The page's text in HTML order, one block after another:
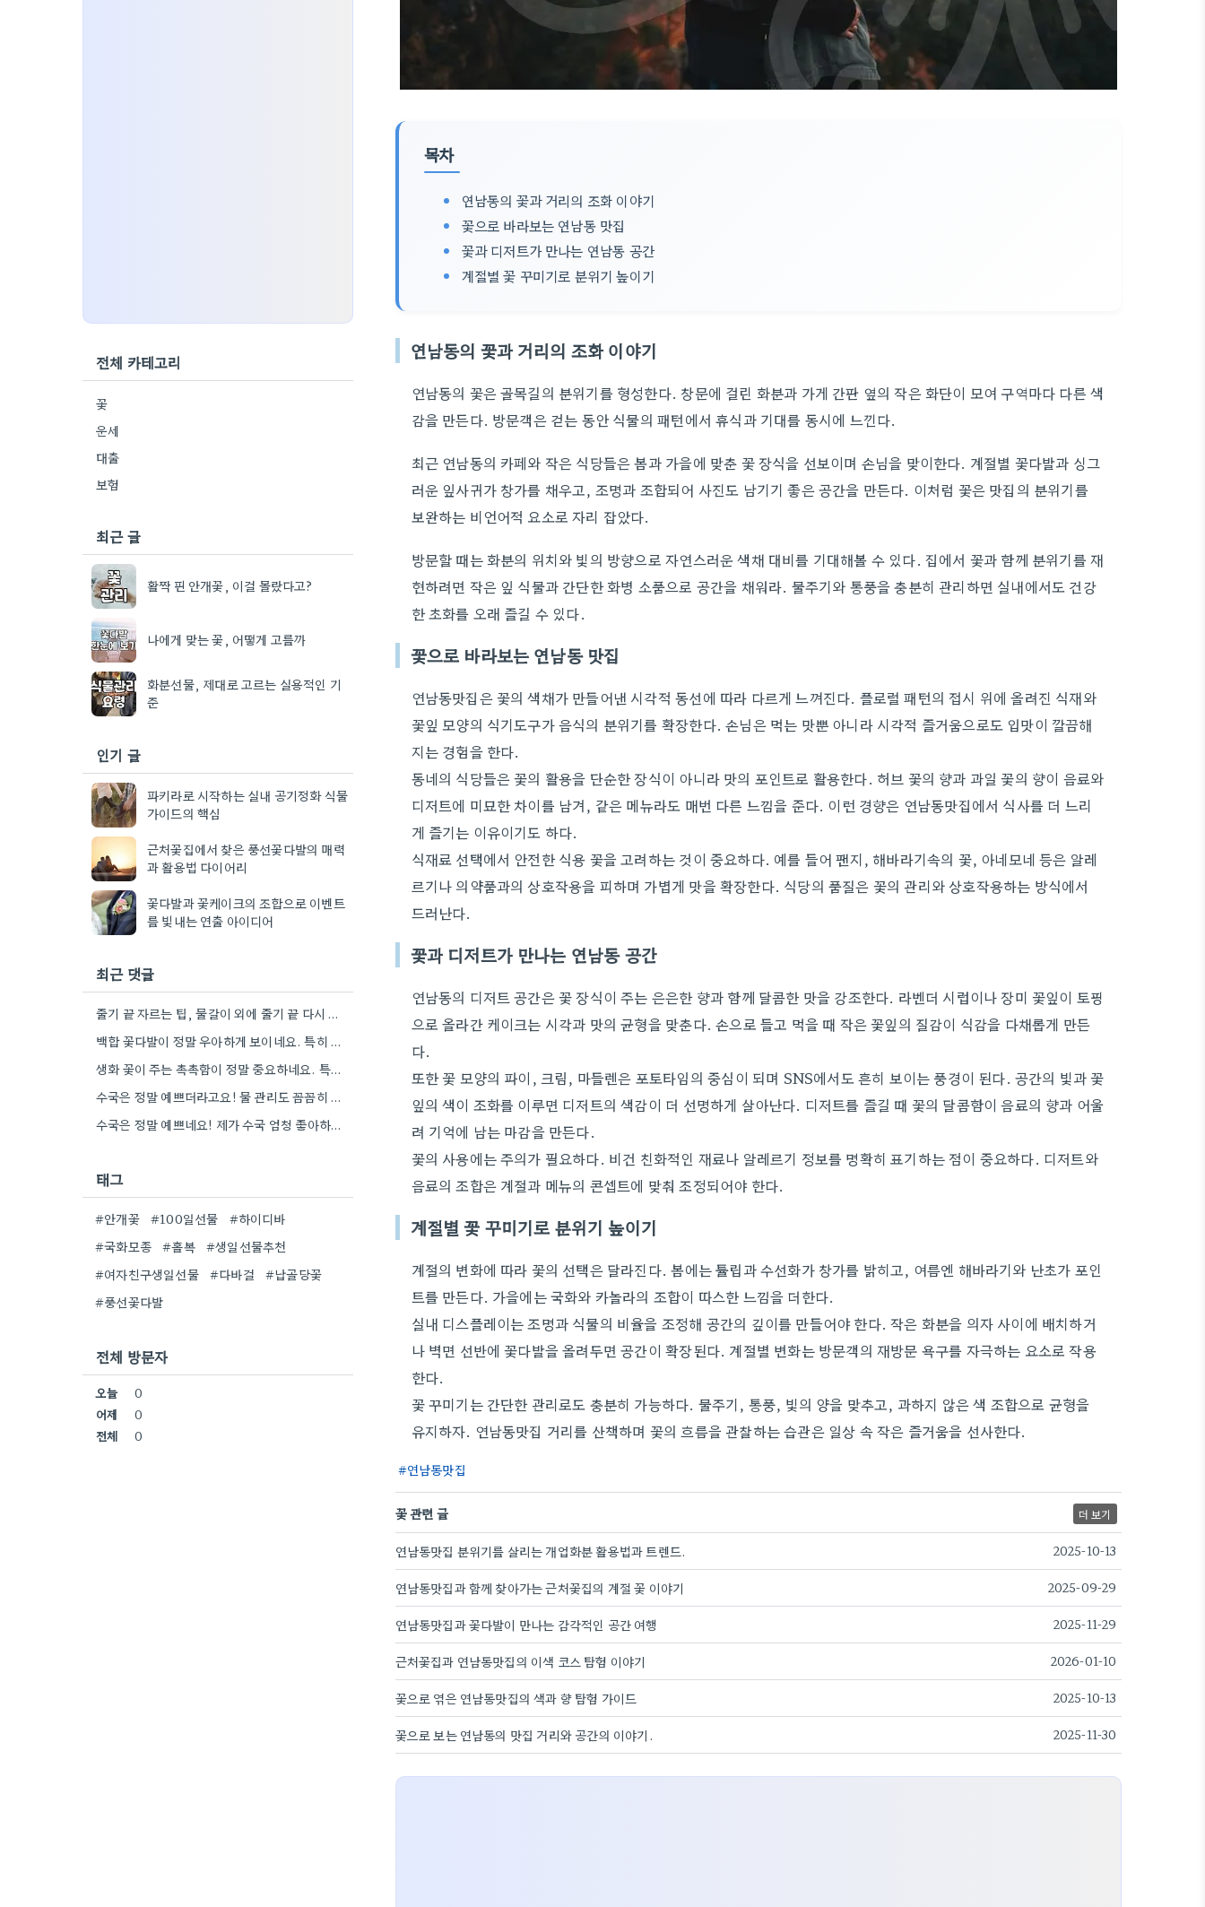
목차
연남동의 꽃과 거리의 조화 이야기
꽃으로 바라보는 연남동 맛집
꽃과 디저트가 만나는 연남동 공간
계절별 꽃 꾸미기로 분위기 높이기
연남동의 꽃과 거리의 조화 이야기
연남동의 꽃은 골목길의 분위기를 형성한다. 창문에 걸린 화분과 가게 간판 옆의 작은 화단이 모여 구역마다 다른 색
감을 만든다. 방문객은 걷는 동안 식물의 패턴에서 휴식과 기대를 동시에 느낀다.
최근 연남동의 카페와 작은 식당들은 봄과 가을에 맞춘 꽃 장식을 선보이며 손님을 맞이한다. 계절별 꽃다발과 싱그
러운 잎사귀가 창가를 채우고, 조명과 조합되어 사진도 남기기 좋은 공간을 만든다. 이처럼 꽃은 맛집의 분위기를
보완하는 비언어적 요소로 자리 잡았다.
방문할 때는 화분의 위치와 빛의 방향으로 자연스러운 색채 대비를 기대해볼 수 있다. 집에서 꽃과 함께 분위기를 재
현하려면 작은 잎 식물과 간단한 화병 소품으로 공간을 채워라. 물주기와 통풍을 충분히 관리하면 실내에서도 건강
한 초화를 오래 즐길 수 있다.
꽃으로 바라보는 연남동 맛집
연남동맛집은 꽃의 색채가 만들어낸 시각적 동선에 따라 다르게 느껴진다. 플로럴 패턴의 접시 위에 올려진 식재와
꽃잎 모양의 식기도구가 음식의 분위기를 확장한다. 손님은 먹는 맛뿐 아니라 시각적 즐거움으로도 입맛이 깔끔해
지는 경험을 한다.
동네의 식당들은 꽃의 활용을 단순한 장식이 아니라 맛의 포인트로 활용한다. 허브 꽃의 향과 과일 꽃의 향이 음료와
디저트에 미묘한 차이를 남겨, 같은 메뉴라도 매번 다른 느낌을 준다. 이런 경향은 연남동맛집에서 식사를 더 느리
게 즐기는 이유이기도 하다.
식재료 선택에서 안전한 식용 꽃을 고려하는 것이 중요하다. 예를 들어 팬지, 해바라기속의 꽃, 아네모네 등은 알레
르기나 의약품과의 상호작용을 피하며 가볍게 맛을 확장한다. 식당의 품질은 꽃의 관리와 상호작용하는 방식에서
드러난다.
꽃과 디저트가 만나는 연남동 공간
연남동의 디저트 공간은 꽃 장식이 주는 은은한 향과 함께 달콤한 맛을 강조한다. 라벤더 시럽이나 장미 꽃잎이 토핑
으로 올라간 케이크는 시각과 맛의 균형을 맞춘다. 손으로 들고 먹을 때 작은 꽃잎의 질감이 식감을 다채롭게 만든
다.
또한 꽃 모양의 파이, 크림, 마들렌은 포토타임의 중심이 되며 SNS에서도 흔히 보이는 풍경이 된다. 공간의 빛과 꽃
잎의 색이 조화를 이루면 디저트의 색감이 더 선명하게 살아난다. 디저트를 즐길 때 꽃의 달콤함이 음료의 향과 어울
려 기억에 남는 마감을 만든다.
꽃의 사용에는 주의가 필요하다. 비건 친화적인 재료나 알레르기 정보를 명확히 표기하는 점이 중요하다. 디저트와
음료의 조합은 계절과 메뉴의 콘셉트에 맞춰 조정되어야 한다.
계절별 꽃 꾸미기로 분위기 높이기
계절의 변화에 따라 꽃의 선택은 달라진다. 봄에는 튤립과 수선화가 창가를 밝히고, 여름엔 해바라기와 난초가 포인
트를 만든다. 가을에는 국화와 카놀라의 조합이 따스한 느낌을 더한다.
실내 디스플레이는 조명과 식물의 비율을 조정해 공간의 깊이를 만들어야 한다. 작은 화분을 의자 사이에 배치하거
나 벽면 선반에 꽃다발을 올려두면 공간이 확장된다. 계절별 변화는 방문객의 재방문 욕구를 자극하는 요소로 작용
한다.
꽃 꾸미기는 간단한 관리로도 충분히 가능하다. 물주기, 통풍, 빛의 양을 맞추고, 과하지 않은 색 조합으로 균형을
유지하자. 연남동맛집 거리를 산책하며 꽃의 흐름을 관찰하는 습관은 일상 속 작은 즐거움을 선사한다.
연남동맛집
꽃 관련 글 더 보기
연남동맛집 분위기를 살리는 개업화분 활용법과 트렌드. 2025-10-13
연남동맛집과 함께 찾아가는 근처꽃집의 계절 꽃 이야기 2025-09-29
연남동맛집과 꽃다발이 만나는 감각적인 공간 여행 2025-11-29
근처꽃집과 연남동맛집의 이색 코스 탐험 이야기 2026-01-10
꽃으로 엮은 연남동맛집의 색과 향 탐험 가이드 2025-10-13
꽃으로 보는 연남동의 맛집 거리와 공간의 이야기. 2025-11-30
전체 카테고리
꽃
운세
대출
보험
최근 글
활짝 핀 안개꽃, 이걸 몰랐다고?
나에게 맞는 꽃, 어떻게 고를까
화분선물, 제대로 고르는 실용적인 기
준
인기 글
파키라로 시작하는 실내 공기정화 식물
가이드의 핵심
근처꽃집에서 찾은 풍선꽃다발의 매력
과 활용법 다이어리
꽃다발과 꽃케이크의 조합으로 이벤트
를 빛내는 연출 아이디어
최근 댓글
줄기 끝 자르는 팁, 물갈이 외에 줄기 끝 다시 자르는 방법도 있네요. 그거 완전 꿀팁인…
백합 꽃다발이 정말 우아하게 보이네요. 특히 흰색이나 연한 색 계열이 안전한 선택인 것 같아요.
생화 꽃이 주는 촉촉함이 정말 중요하네요. 특히 겹벚꽃은 사진으로는 다르게 보인다는 점, 실제로 보러 가봐야…
수국은 정말 예쁘더라고요! 물 관리도 꼼꼼히 해야 오래 볼 수 있을 텐데, 제가 좀 덜…
수국은 정말 예쁘네요! 제가 수국 엄청 좋아하는데, 어떤 종류인지 자세히 보니 더 감동이에요.
태그
#안개꽃 #100일선물
#하이디바
#국화모종
#홀복
#생일선물추천
#여자친구생일선물
#다바걸
#납골당꽃
#풍선꽃다발
전체 방문자
오늘
0
어제
0
전체
0